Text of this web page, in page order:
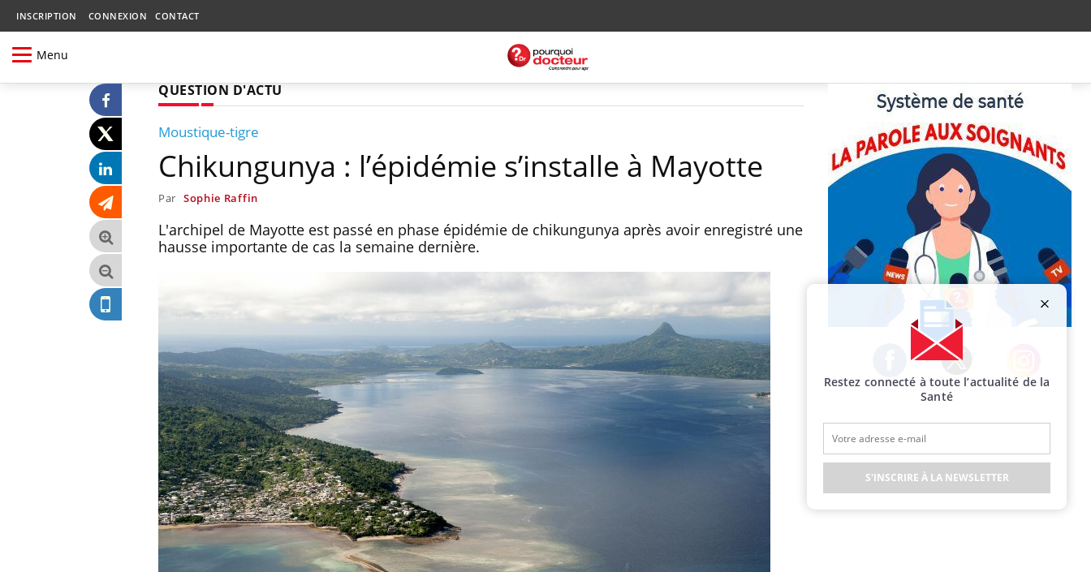
INSCRIPTION CONNEXION CONTACT
Menu
QUESTION D'ACTU
Moustique-tigre
Chikungunya : l’épidémie s’installe à Mayotte
Par Sophie Raffin
L'archipel de Mayotte est passé en phase épidémie de chikungunya après avoir enregistré une
hausse importante de cas la semaine dernière.
Facebook Twitter Instagram
Restez connecté à toute l’actualité de la
Santé
S'INSCRIRE À LA NEWSLETTER